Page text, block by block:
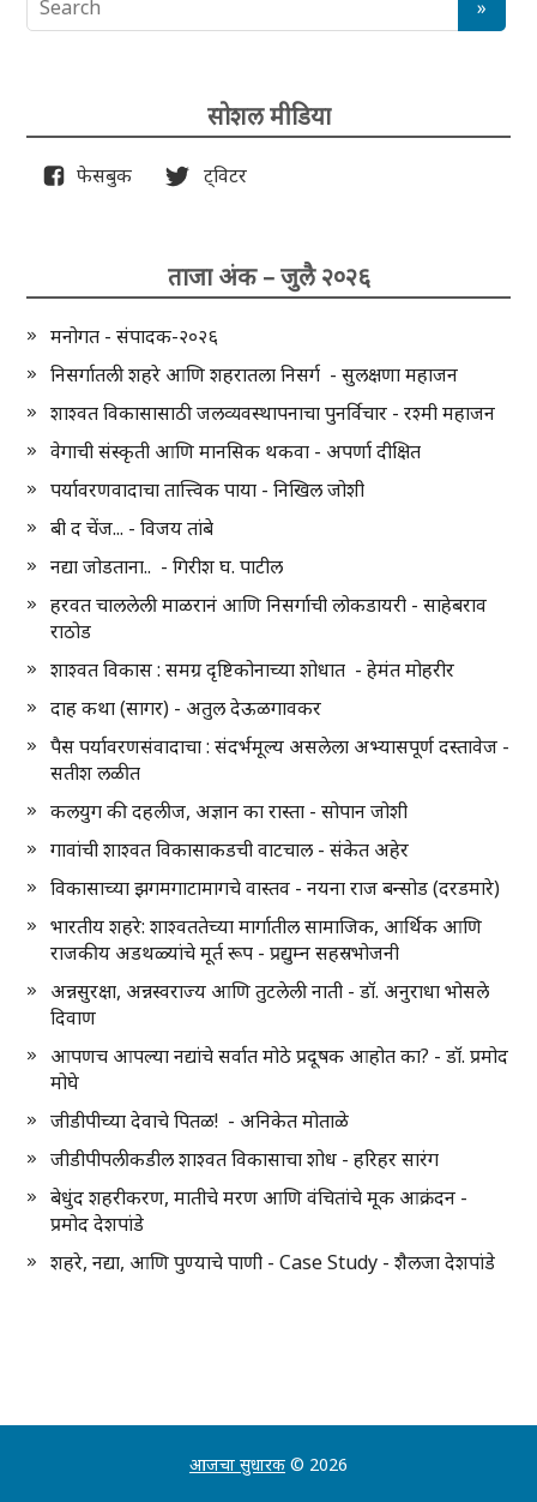
सोशल मीडिया
फेसबुक ट्विटर
ताजा अंक – जुलै २०२६
मनोगत - संपादक-२०२६
निसर्गातली शहरे आणि शहरातला निसर्ग - सुलक्षणा महाजन
शाश्वत विकासासाठी जलव्यवस्थापनाचा पुनर्विचार - रश्मी महाजन
वेगाची संस्कृती आणि मानसिक थकवा - अपर्णा दीक्षित
पर्यावरणवादाचा तात्त्विक पाया - निखिल जोशी
बी द चेंज... - विजय तांबे
नद्या जोडताना.. - गिरीश घ. पाटील
हरवत चाललेली माळरानं आणि निसर्गाची लोकडायरी - साहेबराव
राठोड
शाश्वत विकास : समग्र दृष्टिकोनाच्या शोधात - हेमंत मोहरीर
दाह कथा (सागर) - अतुल देऊळगावकर
पैस पर्यावरणसंवादाचा : संदर्भमूल्य असलेला अभ्यासपूर्ण दस्तावेज -
सतीश लळीत
कलयुग की दहलीज, अज्ञान का रास्ता - सोपान जोशी
गावांची शाश्वत विकासाकडची वाटचाल - संकेत अहेर
विकासाच्या झगमगाटामागचे वास्तव - नयना राज बन्सोड (दरडमारे)
भारतीय शहरे: शाश्वततेच्या मार्गातील सामाजिक, आर्थिक आणि
राजकीय अडथळ्यांचे मूर्त रूप - प्रद्युम्न सहस्रभोजनी
अन्नसुरक्षा, अन्नस्वराज्य आणि तुटलेली नाती - डॉ. अनुराधा भोसले
दिवाण
आपणच आपल्या नद्यांचे सर्वात मोठे प्रदूषक आहोत का? - डॉ. प्रमोद
मोघे
जीडीपीच्या देवाचे पितळ! - अनिकेत मोताळे
जीडीपीपलीकडील शाश्वत विकासाचा शोध - हरिहर सारंग
बेधुंद शहरीकरण, मातीचे मरण आणि वंचितांचे मूक आक्रंदन -
प्रमोद देशपांडे
शहरे, नद्या, आणि पुण्याचे पाणी - Case Study - शैलजा देशपांडे
आजचा सुधारक © 2026